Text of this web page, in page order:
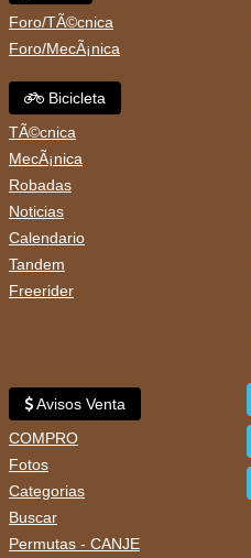
Foro/TÃ©cnica
Foro/MecÃ¡nica
Bicicleta
TÃ©cnica
MecÃ¡nica
Robadas
Noticias
Calendario
Tandem
Freerider
Avisos Venta
COMPRO
Fotos
Categorias
Buscar
Permutas - CANJE